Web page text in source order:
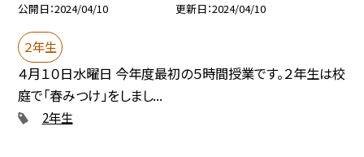
公開日 2024/04/10 更新日 2024/04/10
２年生
４月１０日水曜日 今年度最初の５時間授業です。２年生は校
庭で「春みつけ」をしまし...
2年生